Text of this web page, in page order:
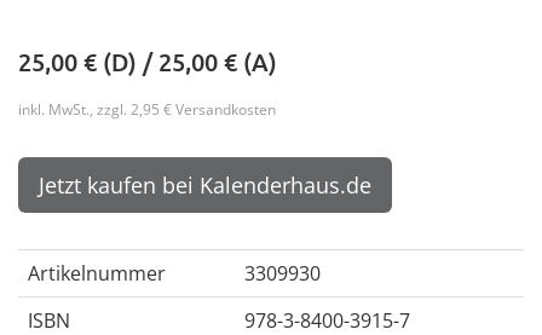
25,00€ (D) /25,00€ (A)
inkl. MwSt., zzgl. 2,95 € Versandkosten
Jetzt kaufen bei Kalenderhaus.de
Artikelnummer
3309930
ISBN
978-3-8400-3915-7